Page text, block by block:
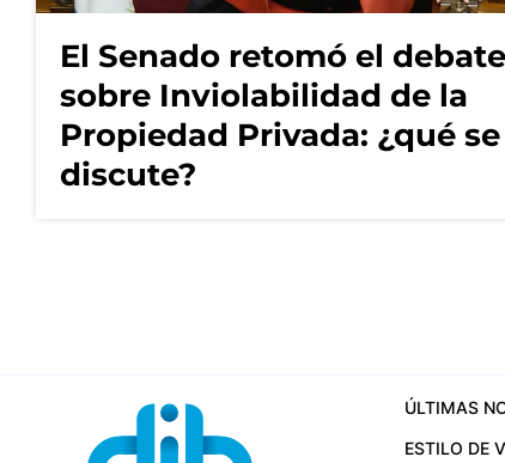
El Senado retomó el debate
sobre Inviolabilidad de la
Propiedad Privada: ¿qué se
discute?
ÚLTIMAS
ESTILO DE